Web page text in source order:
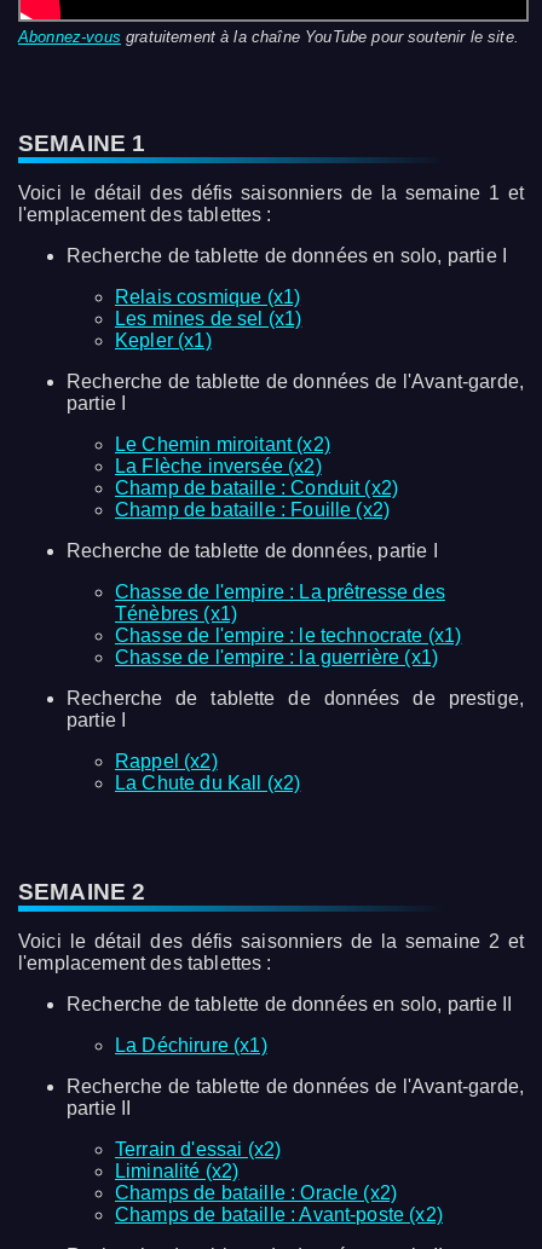
Abonnez-vous gratuitement à la chaîne YouTube pour soutenir le site.
SEMAINE 1
Voici le détail des défis saisonniers de la semaine 1 et
l'emplacement des tablettes :
Recherche de tablette de données en solo, partie I
Relais cosmique (x1)
Les mines de sel (x1)
Kepler (x1)
Recherche de tablette de données de l'Avant-garde,
partie I
Le Chemin miroitant (x2)
La Flèche inversée (x2)
Champ de bataille : Conduit (x2)
Champ de bataille : Fouille (x2)
Recherche de tablette de données, partie I
Chasse de l'empire : La prêtresse des
Ténèbres (x1)
Chasse de l'empire : le technocrate (x1)
Chasse de l'empire : la guerrière (x1)
Recherche de tablette de données de prestige,
partie I
Rappel (x2)
La Chute du Kall (x2)
SEMAINE 2
Voici le détail des défis saisonniers de la semaine 2 et
l'emplacement des tablettes :
Recherche de tablette de données en solo, partie II
La Déchirure (x1)
Recherche de tablette de données de l'Avant-garde,
partie II
Terrain d'essai (x2)
Liminalité (x2)
Champs de bataille : Oracle (x2)
Champs de bataille : Avant-poste (x2)